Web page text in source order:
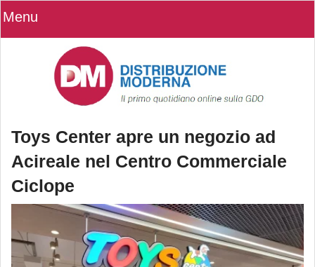
Menu
Toys Center apre un negozio ad
Acireale nel Centro Commerciale
Ciclope